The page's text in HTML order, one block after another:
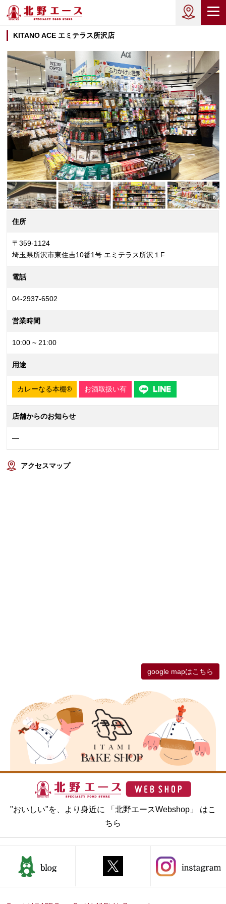
KITANO ACE エミテラス所沢店
住所
〒359-1124
埼玉県所沢市東住吉10番1号 エミテラス所沢１F
電話
04-2937-6502
営業時間
10:00 ~ 21:00
用途
カレーなる本棚® お酒取扱い有
店舗からのお知らせ
—
アクセスマップ
google mapはこちら
"おいしい"を、より身近に 「北野エースWebshop」 はこ
ちら